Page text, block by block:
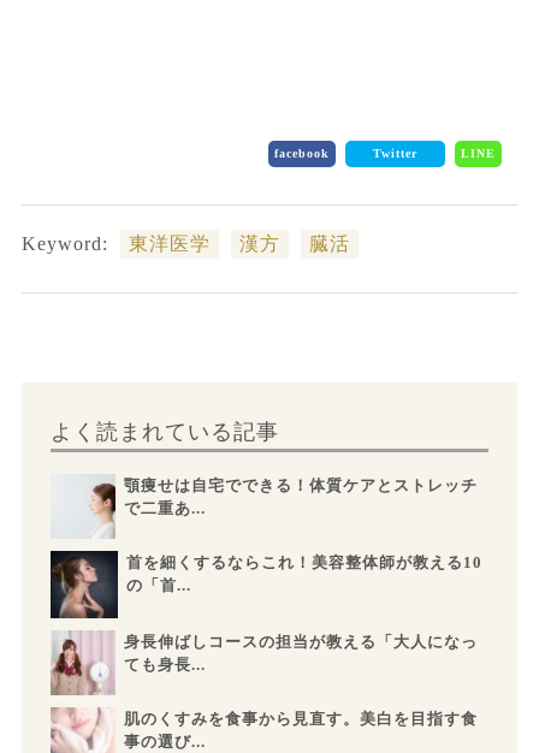
facebook Twitter LINE
Keyword: 東洋医学 漢方 臓活
よく読まれている記事
顎痩せは自宅でできる！体質ケアとストレッチ
で二重あ...
首を細くするならこれ！美容整体師が教える10
の「首...
身長伸ばしコースの担当が教える「大人になっ
ても身長...
肌のくすみを食事から見直す。美白を目指す食
事の選び...